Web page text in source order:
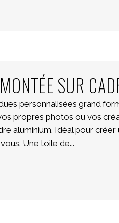
SUR
personnalisées grand
propres photos ou vos
aluminium. Idéal pour
Une toile de...